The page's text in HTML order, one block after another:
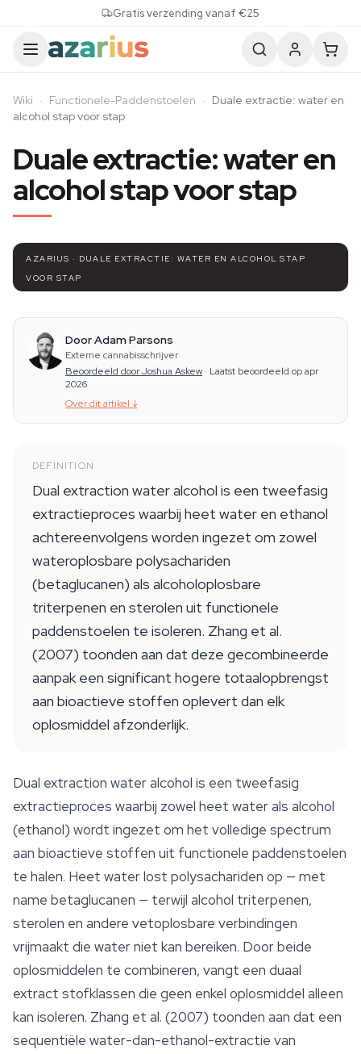
Gratis verzending vanaf €25
Wiki · Functionele-Paddenstoelen · Duale extractie: water en
alcohol stap voor stap
Duale extractie: water en
alcohol stap voor stap
AZARIUS · DUALE EXTRACTIE: WATER EN ALCOHOL STAP
VOOR STAP
Door Adam Parsons
Externe cannabisschrijver
Beoordeeld door Joshua Askew · Laatst beoordeeld op apr
2026
Over dit artikel ↓
DEFINITION
Dual extraction water alcohol is een tweefasig
extractieproces waarbij heet water en ethanol
achtereenvolgens worden ingezet om zowel
wateroplosbare polysachariden
(betaglucanen) als alcoholoplosbare
triterpenen en sterolen uit functionele
paddenstoelen te isoleren. Zhang et al.
(2007) toonden aan dat deze gecombineerde
aanpak een significant hogere totaalopbrengst
aan bioactieve stoffen oplevert dan elk
oplosmiddel afzonderlijk.
Dual extraction water alcohol is een tweefasig
extractieproces waarbij zowel heet water als alcohol
(ethanol) wordt ingezet om het volledige spectrum
aan bioactieve stoffen uit functionele paddenstoelen
te halen. Heet water lost polysachariden op — met
name betaglucanen — terwijl alcohol triterpenen,
sterolen en andere vetoplosbare verbindingen
vrijmaakt die water niet kan bereiken. Door beide
oplosmiddelen te combineren, vangt een duaal
extract stofklassen die geen enkel oplosmiddel alleen
kan isoleren. Zhang et al. (2007) toonden aan dat een
sequentiële water-dan-ethanol-extractie van